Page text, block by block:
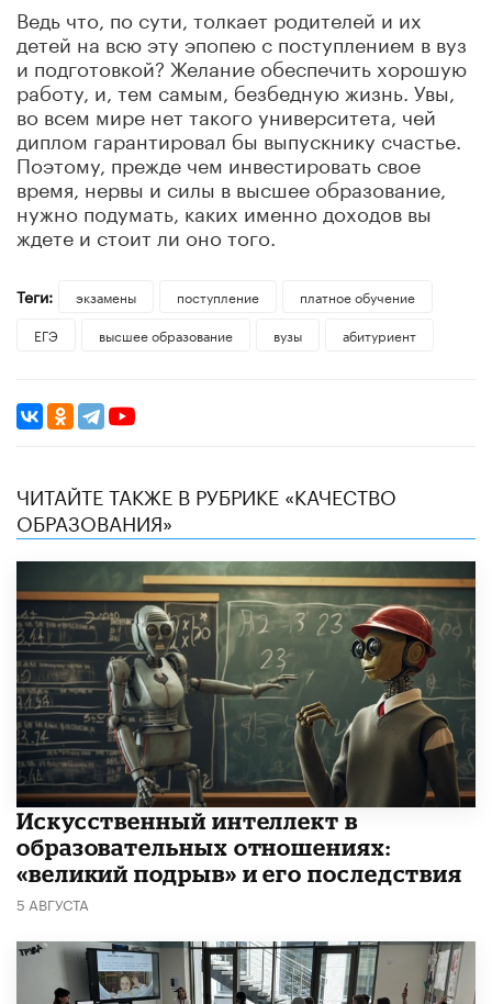
Ведь что, по сути, толкает родителей и их
детей на всю эту эпопею с поступлением в вуз
и подготовкой? Желание обеспечить хорошую
работу, и, тем самым, безбедную жизнь. Увы,
во всем мире нет такого университета, чей
диплом гарантировал бы выпускнику счастье.
Поэтому, прежде чем инвестировать свое
время, нервы и силы в высшее образование,
нужно подумать, каких именно доходов вы
ждете и стоит ли оно того.
Теги: экзамены поступление
платное обучение
ЕГЭ
высшее образование вузы абитуриент
ЧИТАЙТЕ ТАКЖЕ В РУБРИКЕ «КАЧЕСТВО
ОБРАЗОВАНИЯ»
​Искусственный интеллект в
образовательных отношениях:
«великий подрыв» и его последствия
5 АВГУСТА